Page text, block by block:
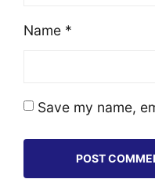
Name *
Save my name,